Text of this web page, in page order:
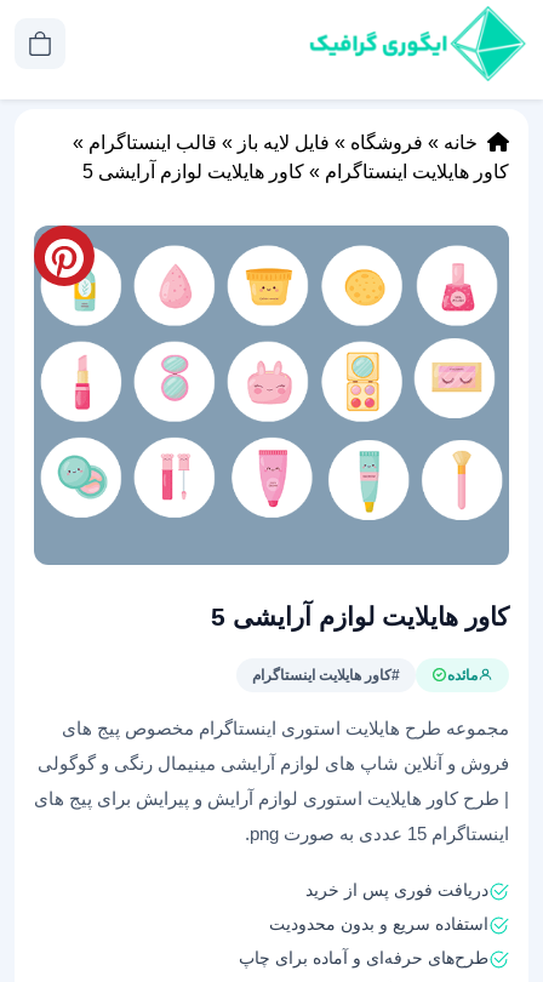
خانه » فروشگاه » فایل لایه باز » قالب اینستاگرام »
کاور هایلایت اینستاگرام » کاور هایلایت لوازم آرایشی 5
کاور هایلایت لوازم آرایشی 5
مائده #کاور هایلایت اینستاگرام
مجموعه طرح هایلایت استوری اینستاگرام مخصوص پیج های
فروش و آنلاین شاپ های لوازم آرایشی مینیمال رنگی و گوگولی
| طرح کاور هایلایت استوری لوازم آرایش و پیرایش برای پیج های
اینستاگرام 15 عددی به صورت png.
دریافت فوری پس از خرید
استفاده سریع و بدون محدودیت
طرح‌های حرفه‌ای و آماده برای چاپ